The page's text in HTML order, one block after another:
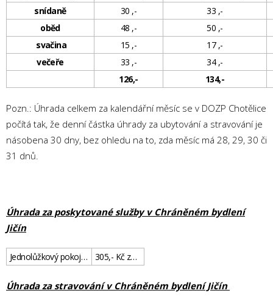
snídaně
30 ,-
33 ,-
oběd
48 ,-
50 ,-
svačina
15 ,-
17 ,-
večeře
33 ,-
34 ,-
126,-
134,-
Pozn.: Úhrada celkem za kalendářní měsíc se v DOZP Chotělice
počítá tak, že denní částka úhrady za ubytování a stravování je
násobena 30 dny, bez ohledu na to, zda měsíc má 28, 29, 30 či
31 dnů.
Úhrada za poskytované služby v Chráněném bydlení
Jičín
Jednolůžkový pokoj v bytě 305,- Kč za den
Úhrada za stravování v Chráněném bydlení Jičín